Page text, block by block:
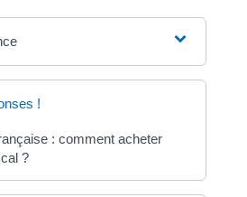
!
: comment acheter
?